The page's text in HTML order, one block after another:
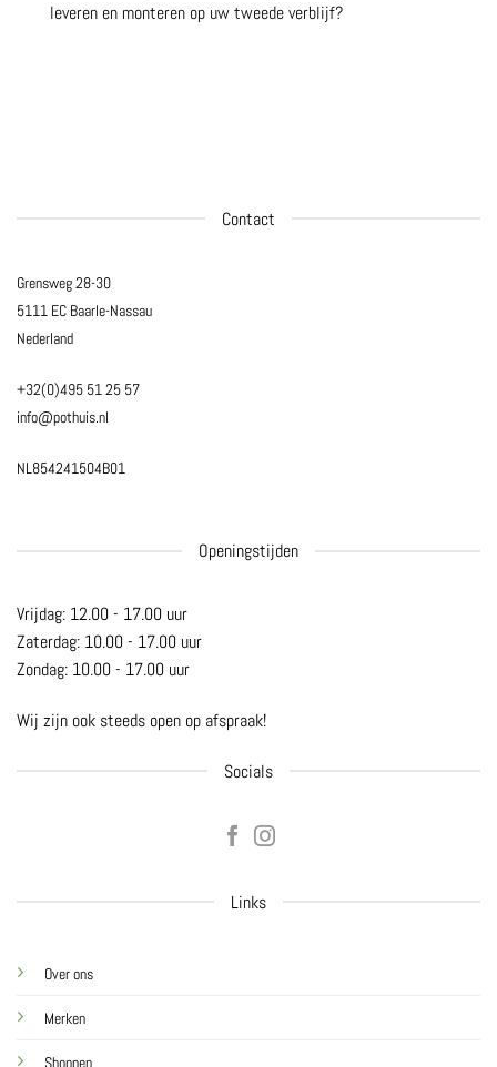
leveren en monteren op uw tweede verblijf?
Contact
Grensweg 28-30
5111 EC Baarle-Nassau
Nederland
+32(0)495 51 25 57
info@pothuis.nl
NL854241504B01
Links
Over ons
Merken
Shoppen
Openingstijden
Vrijdag: 12.00 - 17.00 uur
Zaterdag: 10.00 - 17.00 uur
Zondag: 10.00 - 17.00 uur
Wij zijn ook steeds open op afspraak!
Socials